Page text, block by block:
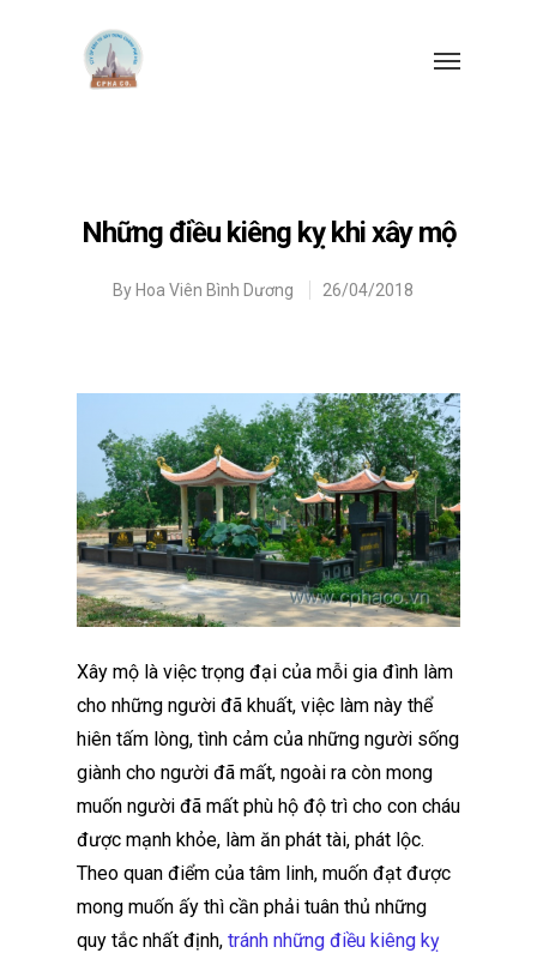
Những điều kiêng kỵ khi xây mộ
By Hoa Viên Bình Dương 26/04/2018
Xây mộ là việc trọng đại của mỗi gia đình làm
cho những người đã khuất, việc làm này thể
hiên tấm lòng, tình cảm của những người sống
giành cho người đã mất, ngoài ra còn mong
muốn người đã mất phù hộ độ trì cho con cháu
được mạnh khỏe, làm ăn phát tài, phát lộc.
Theo quan điểm của tâm linh, muốn đạt được
mong muốn ấy thì cần phải tuân thủ những
quy tắc nhất định, tránh những điều kiêng kỵ